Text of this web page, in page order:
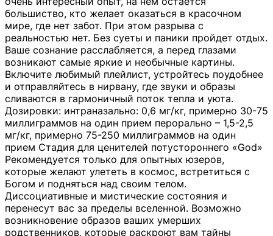
большиство, кто желает оказаться в красочном
мире, где нет забот. При этом разрыва с
реальностью нет. Без суеты и паники пройдет отдых.
Ваше сознание расслабляется, а перед глазами
возникают самые яркие и необычные картины.
Включите любимый плейлист, устройтесь поудобнее
и отправляйтесь в нирвану, где звуки и образы
сливаются в гармоничный поток тепла и уюта.
Дозировки: интраназально: 0,6 мг/кг, примерно 30-75
миллиграммов на один прием перорально – 1,5-2,5
мг/кг, примерно 75-250 миллиграммов на один
прием Стадия для ценителей потустороннего «God»
Рекомендуется только для опытных юзеров,
которые желают улететь в космос, встретиться с
Богом и подняться над своим телом.
Диссоциативные и мистические состояния и
перенесут вас за пределы вселенной. Возможно
возникновение образов ваших умерших
родственников, которые раскроют вам тайны